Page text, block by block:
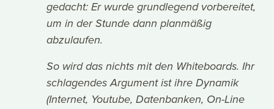
gedacht: Er wurde grundlegend vorbereitet,
um in der Stunde dann planmäßig
abzulaufen.
So wird das nichts mit den Whiteboards. Ihr
schlagendes Argument ist ihre Dynamik
(Internet, Youtube, Datenbanken, On-Line